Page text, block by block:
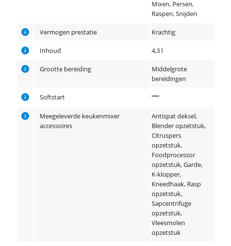
Mixen, Persen,
Raspen, Snijden
Vermogen prestatie Krachtig
Inhoud 4,3 l
Grootte bereiding
Middelgrote
bereidingen
Softstart
Meegeleverde keukenmixer
accessoires
Antispat deksel,
Blender opzetstuk,
Citruspers
opzetstuk,
Foodprocessor
opzetstuk, Garde,
K-klopper,
Kneedhaak, Rasp
opzetstuk,
Sapcentrifuge
opzetstuk,
Vleesmolen
opzetstuk